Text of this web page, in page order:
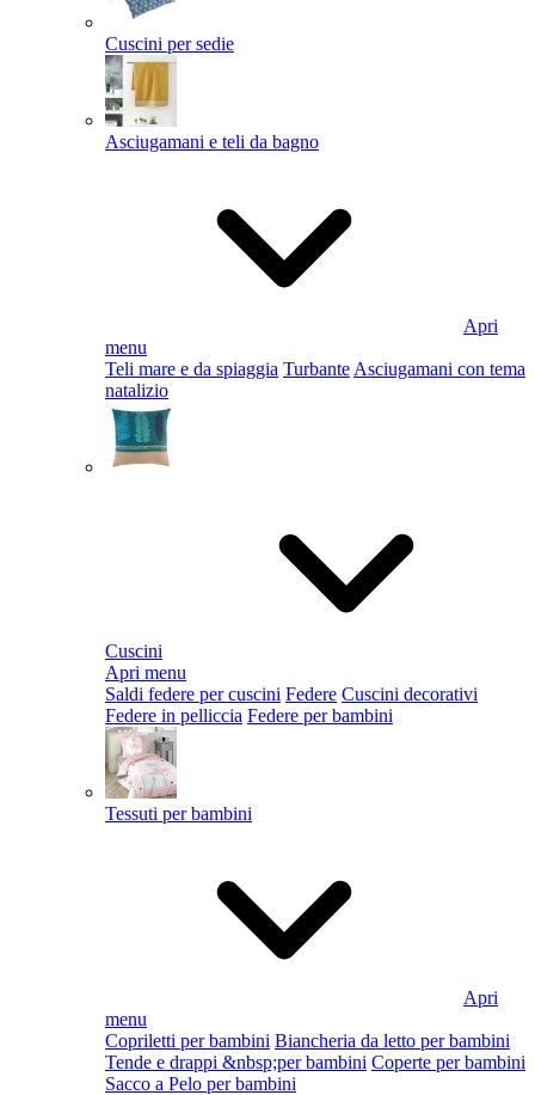
Cuscini per sedie
Asciugamani e teli da bagno
Apri
menu
Teli mare e da spiaggia Turbante Asciugamani con tema
natalizio
Cuscini
Apri menu
Saldi federe per cuscini Federe Cuscini decorativi
Federe in pelliccia Federe per bambini
Tessuti per bambini
Apri
menu
Copriletti per bambini Biancheria da letto per bambini
Tende e drappi &nbsp;per bambini Coperte per bambini
Sacco a Pelo per bambini